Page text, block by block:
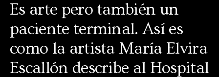
Es arte pero también un
paciente terminal. Así es
como la artista María Elvira
Escallón describe al Hospital